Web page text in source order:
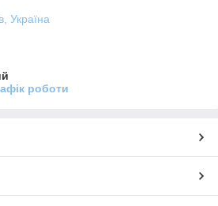
Україна
роботи